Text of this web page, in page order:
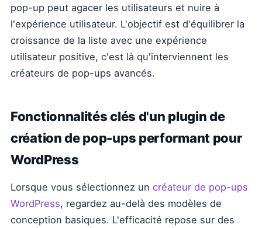
pop-up peut agacer les utilisateurs et nuire à
l'expérience utilisateur. L'objectif est d'équilibrer la
croissance de la liste avec une expérience
utilisateur positive, c'est là qu'interviennent les
créateurs de pop-ups avancés.
Fonctionnalités clés d'un plugin de
création de pop-ups performant pour
WordPress
Lorsque vous sélectionnez un créateur de pop-ups
WordPress, regardez au-delà des modèles de
conception basiques. L'efficacité repose sur des